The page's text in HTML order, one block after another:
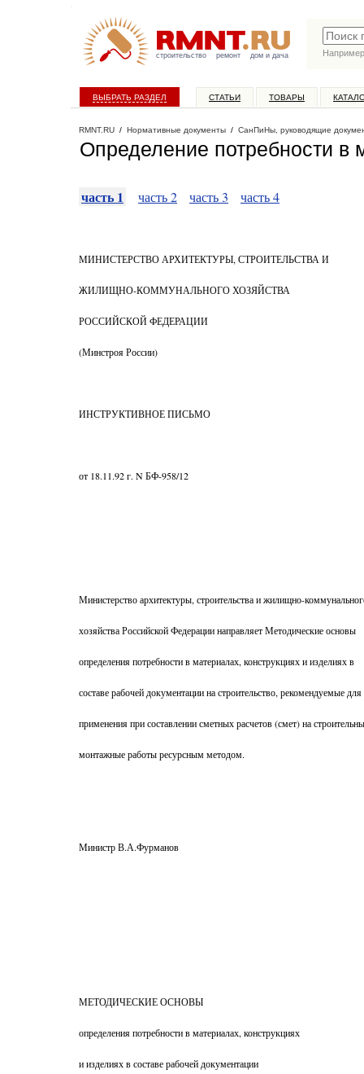
строительство ремонт дом и дача
Например,
ВЫБРАТЬ РАЗДЕЛ СТАТЬИ ТОВАРЫ
RMNT.RU / Нормативные документы / СанПиНы, руководящие
Определение потребности в
часть 1 часть 2 часть 3 часть 4
МИНИСТЕРСТВО АРХИТЕКТУРЫ, СТРОИТЕЛЬСТВА И
ЖИЛИЩНО-КОММУНАЛЬНОГО ХОЗЯЙСТВА
РОССИЙСКОЙ ФЕДЕРАЦИИ
(Минстроя России)
ИНСТРУКТИВНОЕ ПИСЬМО
от 18.11.92 г. N БФ-958/12
Министерство архитектуры, строительства и жилищно-
хозяйства Российской Федерации направляет Методические основы
определения потребности в материалах, конструкциях и изделиях в
составе рабочей документации на строительство, рекомендуемые для
применения при составлении сметных расчетов (смет) на
монтажные работы ресурсным методом.
Министр В.А.Фурманов
МЕТОДИЧЕСКИЕ ОСНОВЫ
определения потребности в материалах, конструкциях
и изделиях в составе рабочей документации